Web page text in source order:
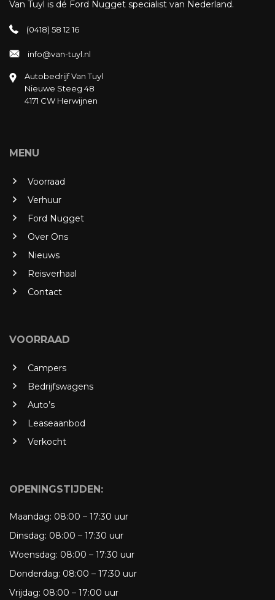
Van Tuyl is dé Ford Nugget specialist van Nederland.
(0418) 58 12 16
info@van-tuyl.nl
Autobedrijf Van Tuyl
Nieuwe Steeg 48
4171 CW Herwijnen
MENU
Voorraad
Verhuur
Ford Nugget
Over Ons
Nieuws
Reisverhaal
Contact
VOORRAAD
Campers
Bedrijfswagens
Auto’s
Leaseaanbod
Verkocht
OPENINGSTIJDEN:
Maandag: 08:00 – 17:30 uur
Dinsdag: 08:00 – 17:30 uur
Woensdag: 08:00 – 17:30 uur
Donderdag: 08:00 – 17:30 uur
Vrijdag: 08:00 – 17:00 uur